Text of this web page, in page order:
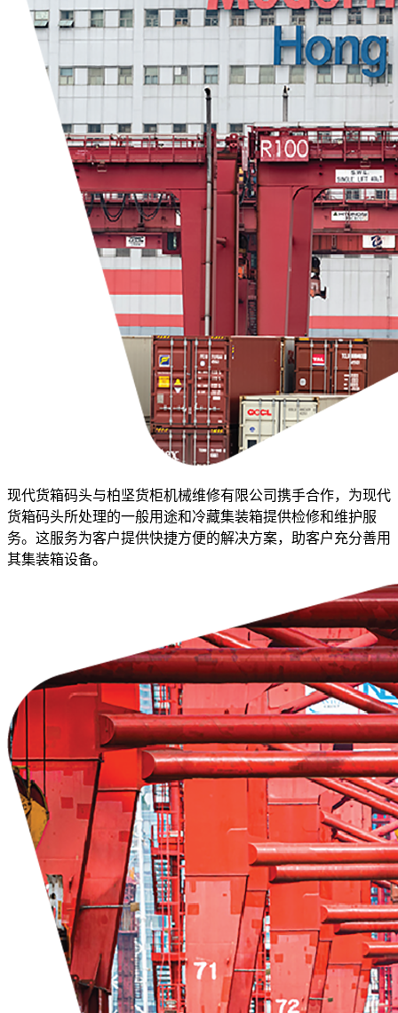
现代货箱码头与柏坚货柜机械维修有限公司携手合作，为现代
货箱码头所处理的一般用途和冷藏集装箱提供检修和维护服
务。这服务为客户提供快捷方便的解决方案，助客户充分善用
其集装箱设备。